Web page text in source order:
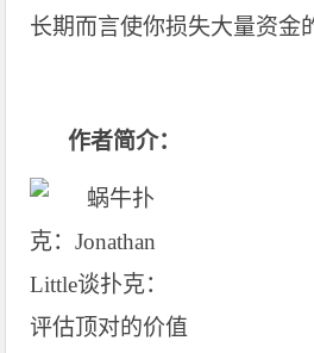
长期而言使你损失大量资金
作者简介：